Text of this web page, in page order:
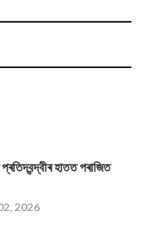
হাতত পৰাজিত
2026